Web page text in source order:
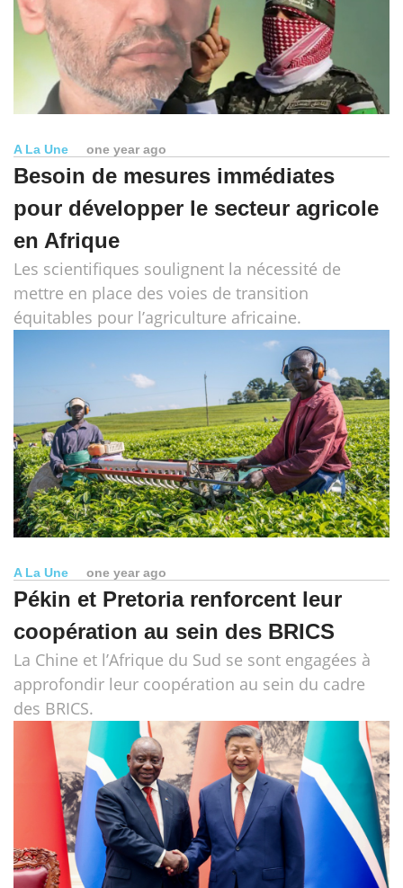
A La Une one year ago
Besoin de mesures immédiates
pour développer le secteur agricole
en Afrique
Les scientifiques soulignent la nécessité de
mettre en place des voies de transition
équitables pour l’agriculture africaine.
A La Une one year ago
Pékin et Pretoria renforcent leur
coopération au sein des BRICS
La Chine et l’Afrique du Sud se sont engagées à
approfondir leur coopération au sein du cadre
des BRICS.